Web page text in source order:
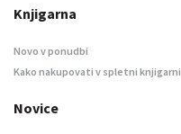
Knjigarna
Novo v ponudbi
Kako nakupovati v spletni knjigarni
Novice